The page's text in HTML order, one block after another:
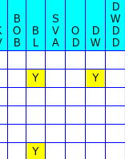
B
O
B
B
L
S
V
A
O
D
D
W
D
W
D
D
Y Y
Y